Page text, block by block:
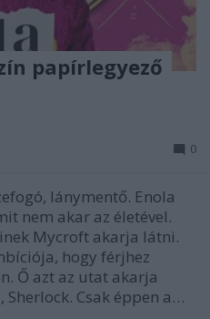
papírlegyező
0
lánymentő. Enola
nem akar az életével.
Mycroft akarja látni.
hogy férjhez
Ő azt az utat akarja
Csak éppen a…